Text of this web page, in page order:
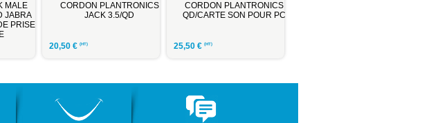
CORDON QD/JACK 3.5
MM AVEC VARIATION DE
24,50€ (HT)
CORDON SENNHEISER
QD / CARTE SON
30,50€ (HT)